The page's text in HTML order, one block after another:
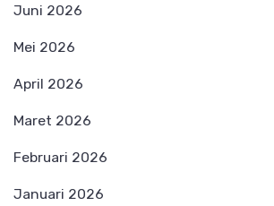
Juni 2026
Mei 2026
April 2026
Maret 2026
Februari 2026
Januari 2026